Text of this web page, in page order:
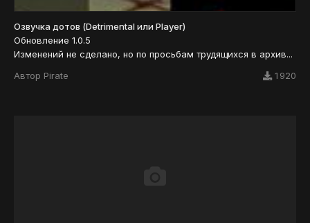
Озвучка дотов (Detrimental или Player)
Обновление 1.0.5
Изменений не сделано, но по просьбам трудящихся в архив...
Автор Pirate 1 920